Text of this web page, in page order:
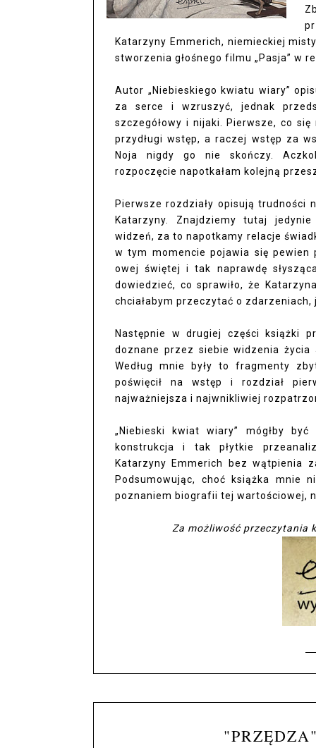
Katarzyny Emmerich, niemieckiej
stworzenia głośnego filmu „Pasja” w
Autor „Niebieskiego kwiatu wiary”
za serce i wzruszyć, jednak
szczegółowy i nijaki. Pierwsze, co
przydługi wstęp, a raczej wstęp za
Noja nigdy go nie skończy.
rozpoczęcie napotkałam kolejną
Pierwsze rozdziały opisują trudności
Katarzyny. Znajdziemy tutaj
widzeń, za to napotkamy relacje
w tym momencie pojawia się pewien
owej świętej i tak naprawdę
dowiedzieć, co sprawiło, że
chciałabym przeczytać o
Następnie w drugiej części książki
doznane przez siebie widzenia życia
Według mnie były to fragmenty
poświęcił na wstęp i rozdział
najważniejsza i najwnikliwiej
„Niebieski kwiat wiary” mógłby
konstrukcja i tak płytkie
Katarzyny Emmerich bez wątpienia
Podsumowując, choć książka mnie
poznaniem biografii tej wartościowej,
Za możliwość przeczytania